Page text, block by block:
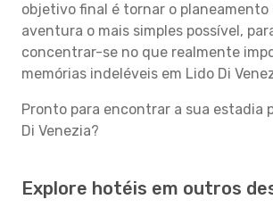
objetivo final é tornar o planeamento
aventura o mais simples possível,
concentrar-se no que realmente
memórias indeléveis em Lido Di
Pronto para encontrar a sua estadia
Di Venezia?
Explore hotéis em outros